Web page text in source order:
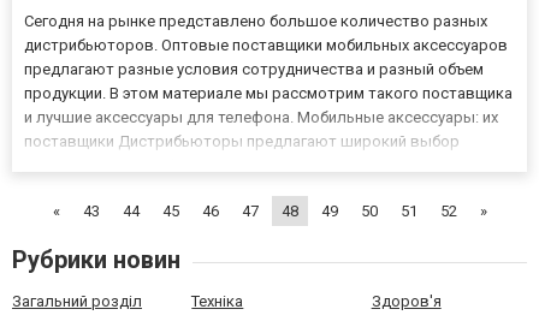
Сегодня на рынке представлено большое количество разных
дистрибьюторов. Оптовые поставщики мобильных аксессуаров
предлагают разные условия сотрудничества и разный объем
продукции. В этом материале мы рассмотрим такого поставщика
и лучшие аксессуары для телефона. Мобильные аксессуары: их
поставщики Дистрибьюторы предлагают широкий выбор
предлагает широ...
« 43 44 45 46 47 48 49 50 51 52 »
Рубрики новин
Загальний розділ Техніка Здоров'я